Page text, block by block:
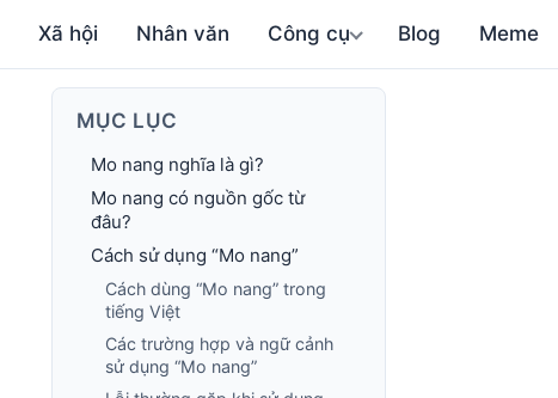
Xã hội Nhân văn Công cụ Blog Meme
MỤC LỤC
Mo nang nghĩa là gì?
Mo nang có nguồn gốc từ
đâu?
Cách sử dụng “Mo nang”
Cách dùng “Mo nang” trong
tiếng Việt
Các trường hợp và ngữ cảnh
sử dụng “Mo nang”